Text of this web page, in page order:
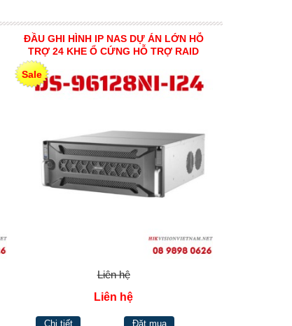
ĐẦU GHI HÌNH IP NAS DỰ ÁN LỚN HỖ
TRỢ 24 KHE Ổ CỨNG HỖ TRỢ RAID
Sale
Liên hệ
Liên hệ
Chi tiết Đặt mua